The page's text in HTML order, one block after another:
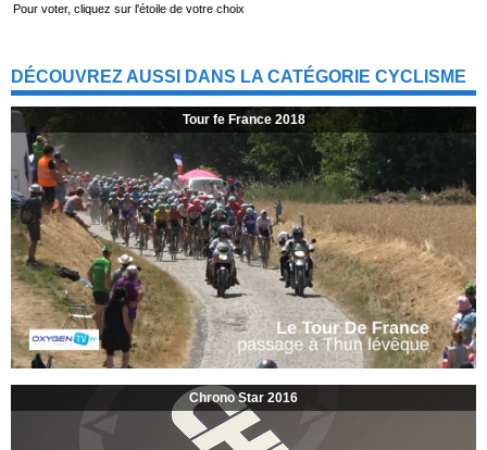
Pour voter, cliquez sur l'étoile de votre choix
DÉCOUVREZ AUSSI DANS LA CATÉGORIE CYCLISME
Tour fe France 2018
Chrono Star 2016